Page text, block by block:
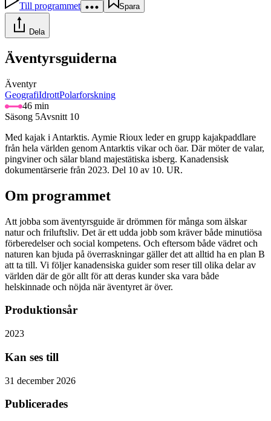
Till programmet Spara
Dela
Äventyrsguiderna
Äventyr
GeografiIdrottPolarforskning
46 min
Säsong 5Avsnitt 10
Med kajak i Antarktis. Aymie Rioux leder en grupp kajakpaddlare
från hela världen genom Antarktis vikar och öar. Där möter de valar,
pingviner och sälar bland majestätiska isberg. Kanadensisk
dokumentärserie från 2023. Del 10 av 10. UR.
Om programmet
Att jobba som äventyrsguide är drömmen för många som älskar
natur och friluftsliv. Det är ett udda jobb som kräver både minutiösa
förberedelser och social kompetens. Och eftersom både vädret och
naturen kan bjuda på överraskningar gäller det att alltid ha en plan B
att ta till. Vi följer kanadensiska guider som reser till olika delar av
världen där de gör allt för att deras kunder ska vara både
helskinnade och nöjda när äventyret är över.
Produktionsår
2023
Kan ses till
31 december 2026
Publicerades